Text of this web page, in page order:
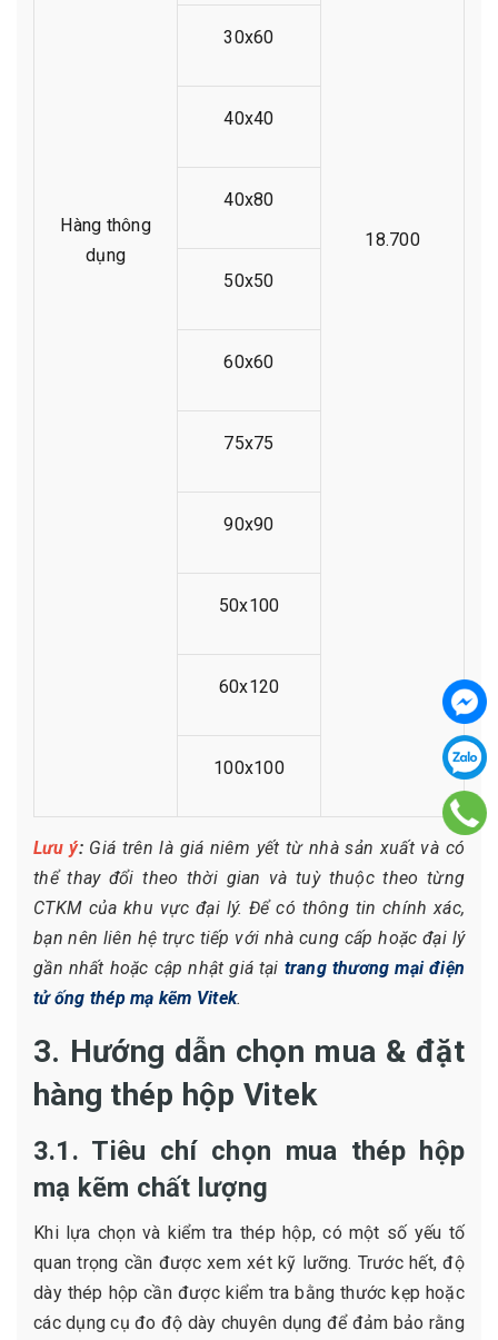
Hàng thông
dụng
18.700
30x60
40x40
40x80
50x50
60x60
75x75
90x90
50x100
60x120
100x100
Lưu ý:Giá trên là giá niêm yết từ nhà sản xuất và có
thể thay đổi theo thời gian và tuỳ thuộc theo từng
CTKM của khu vực đại lý. Để có thông tin chính xác,
bạn nên liên hệ trực tiếp với nhà cung cấp hoặc đại lý
gần nhất hoặc cập nhật giá tại trang thương mại điện
tử ống thép mạ kẽm Vitek.
3. Hướng dẫn chọn mua & đặt
hàng thép hộp Vitek
3.1. Tiêu chí chọn mua thép hộp
mạ kẽm chất lượng
Khi lựa chọn và kiểm tra thép hộp, có một số yếu tố
quan trọng cần được xem xét kỹ lưỡng. Trước hết, độ
dày thép hộp cần được kiểm tra bằng thước kẹp hoặc
các dụng cụ đo độ dày chuyên dụng để đảm bảo rằng